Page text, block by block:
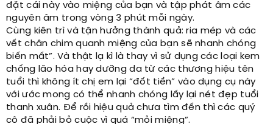
đặt cái này vào miệng của bạn và tập phát âm các
nguyên âm trong vòng 3 phút mỗi ngày.
Cùng kiên trì và tận hưởng thành quả: ria mép và các
vết chân chim quanh miệng của bạn sẽ nhanh chóng
biến mất”. Và thật lạ kì là thay vì sử dụng các loại kem
chống lão hóa hay dưỡng da từ các thương hiệu tên
tuổi thì không ít chị em lại “đốt tiền” vào dụng cụ này
với ước mong có thể nhanh chóng lấy lại nét đẹp tuổi
thanh xuân. Để rồi hiệu quả chưa tìm đến thì các quý
cô đã phải bỏ cuộc vì quá “mỏi miệng”.